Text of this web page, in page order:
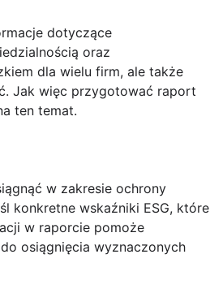
dotyczące
oraz
dla wielu firm, ale także
Jak więc przygotować raport
ten temat.
w zakresie ochrony
konkretne wskaźniki ESG, które
w raporcie pomoże
osiągnięcia wyznaczonych